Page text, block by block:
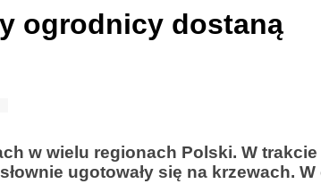
ogrodnicy dostaną
w wielu regionach Polski. W
ugotowały się na krzewach.